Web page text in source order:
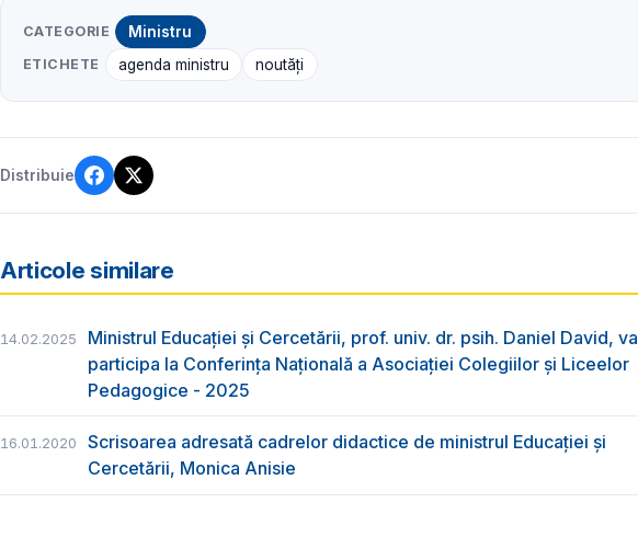
CATEGORIE Ministru
ETICHETE agenda ministru noutăți
Distribuie
Articole similare
14.02.2025
Ministrul Educației și Cercetării, prof. univ. dr. psih. Daniel David, va
participa la Conferința Națională a Asociației Colegiilor și Liceelor
Pedagogice - 2025
16.01.2020
Scrisoarea adresată cadrelor didactice de ministrul Educației și
Cercetării, Monica Anisie